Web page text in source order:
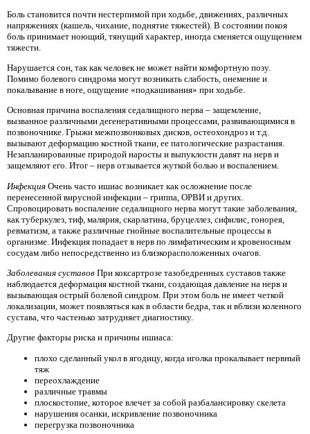
Боль становится почти нестерпимой при ходьбе, движениях, различных
напряжениях (кашель, чихание, поднятие тяжестей). В состоянии покоя
боль принимает ноющий, тянущий характер, иногда сменяется ощущением
тяжести.
Нарушается сон, так как человек не может найти комфортную позу.
Помимо болевого синдрома могут возникать слабость, онемение и
покалывание в ноге, ощущение «подкашивания» при ходьбе.
Основная причина воспаления седалищного нерва – защемление,
вызванное различными дегенеративными процессами, развивающимися в
позвоночнике. Грыжи межпозвонковых дисков, остеохондроз и т.д.
вызывают деформацию костной ткани, ее патологические разрастания.
Незапланированные природой наросты и выпуклости давят на нерв и
защемляют его. Итог – нерв отзывается жуткой болью и воспалением.
Инфекция Очень часто ишиас возникает как осложнение после
перенесенной вирусной инфекции – гриппа, ОРВИ и других.
Спровоцировать воспаление седалищного нерва могут такие заболевания,
как туберкулез, тиф, малярия, скарлатина, бруцеллез, сифилис, гонорея,
ревматизм, а также различные гнойные воспалительные процессы в
организме. Инфекция попадает в нерв по лимфатическим и кровеносным
сосудам либо непосредственно из близкорасположенных очагов.
Заболевания суставов При коксартрозе тазобедренных суставов также
наблюдается деформация костной ткани, создающая давление на нерв и
вызывающая острый болевой синдром. При этом боль не имеет четкой
локализации, может появляться как в области бедра, так и вблизи коленного
сустава, что частенько затрудняет диагностику.
Другие факторы риска и причины ишиаса:
плохо сделанный укол в ягодицу, когда иголка прокалывает нервный
тяж
переохлаждение
различные травмы
плоскостопие, которое влечет за собой разбалансировку скелета
нарушения осанки, искривление позвоночника
перегрузка позвоночника